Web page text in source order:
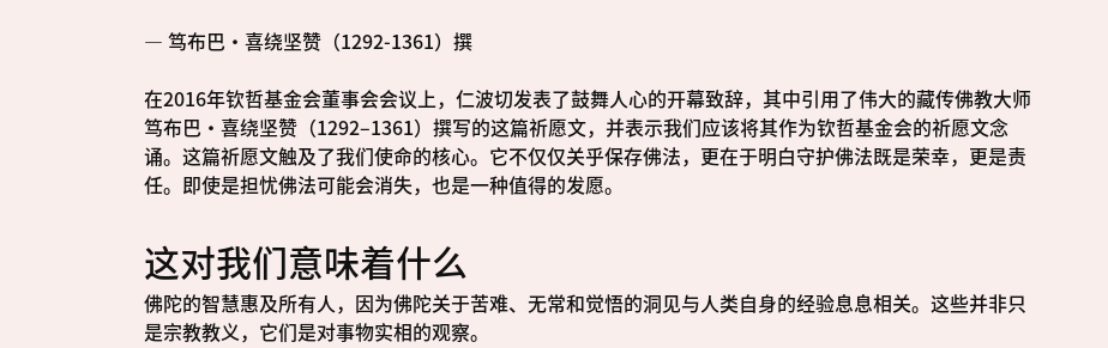
— 笃布巴·喜绕坚赞（1292-1361）撰
在2016年钦哲基金会董事会会议上，仁波切发表了鼓舞人心的开幕致辞，其中引用了伟大的藏传佛教大师
笃布巴·喜绕坚赞（1292–1361）撰写的这篇祈愿文，并表示我们应该将其作为钦哲基金会的祈愿文念
诵。这篇祈愿文触及了我们使命的核心。它不仅仅关乎保存佛法，更在于明白守护佛法既是荣幸，更是责
任。即使是担忧佛法可能会消失，也是一种值得的发愿。
这对我们意味着什么
佛陀的智慧惠及所有人，因为佛陀关于苦难、无常和觉悟的洞见与人类自身的经验息息相关。这些并非只
是宗教教义，它们是对事物实相的观察。